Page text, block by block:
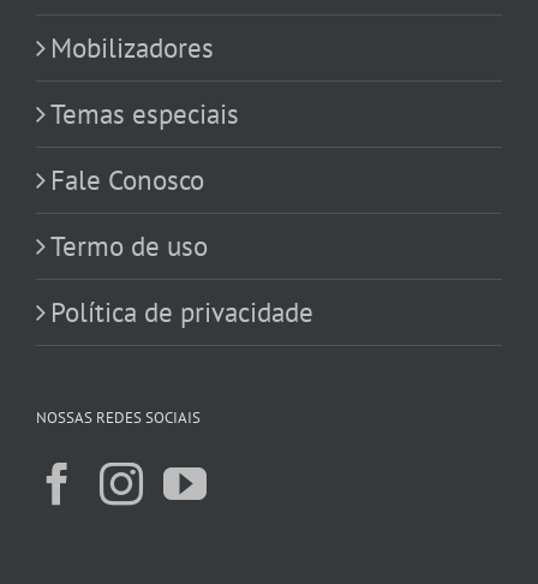
Mobilizadores
Temas especiais
Fale Conosco
Termo de uso
Política de privacidade
NOSSAS REDES SOCIAIS